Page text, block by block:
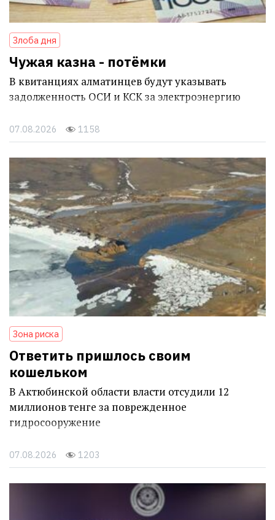
Злоба дня
Чужая казна - потёмки
В квитанциях алматинцев будут указывать
задолженность ОСИ и КСК за электроэнергию
07.08.2026 1158
Зона риска
Ответить пришлось своим
кошельком
В Актюбинской области власти отсудили 12
миллионов тенге за поврежденное
гидросооружение
07.08.2026 1203